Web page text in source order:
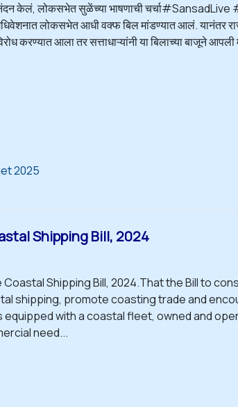
केलं, लोकसभेत सुळेंच्या भाषणाची
लोकसभेत आधी वक्फ बिल मांडण्यात आलं. यानंतर
करण्यात आला तर सत्ताधाऱ्यांनी या बिलाच्या बाजूने आपली
2025
Shipping Bill, 2024
Shipping Bill, 2024.That the Bill to
shipping, promote coasting trade and
equipped with a coastal fleet, owned and
need...